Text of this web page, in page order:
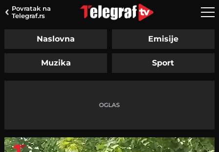
Povratak na
Telegraf.rs
Naslovna Emisije
Muzika Sport